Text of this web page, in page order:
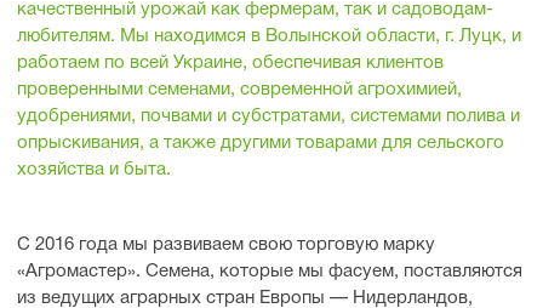
качественный урожай как фермерам, так и садоводам-
любителям. Мы находимся в Волынской области, г. Луцк, и
работаем по всей Украине, обеспечивая клиентов
проверенными семенами, современной агрохимией,
удобрениями, почвами и субстратами, системами полива и
опрыскивания, а также другими товарами для сельского
хозяйства и быта.
С 2016 года мы развиваем свою торговую марку
«Агромастер». Семена, которые мы фасуем, поставляются
из ведущих аграрных стран Европы — Нидерландов,